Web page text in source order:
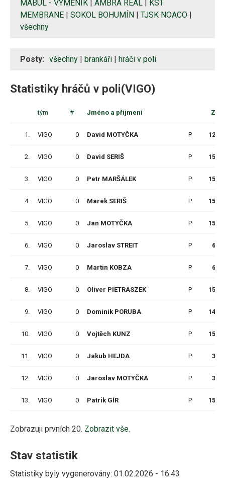
MABUL - VÝMĚNÍK
AMBRA REAL
KST
MEMBRANE
SOKOL BOHUMÍN TJSK NOACO
všechny
Posty: všechny brankáři hráči v poli
Statistiky hráčů v poli(VIGO)
tým # Jméno a příjmení Z
1. VIGO 0 David MOTYČKA P 12
2. VIGO 0 David SERIŠ P 15
3. VIGO 0 Petr MARŠÁLEK P 15
4. VIGO 0 Marek SERIŠ P 15
5. VIGO 0 Jan MOTYČKA P 15
6. VIGO 0 Jaroslav STREIT P 6
7. VIGO 0 Martin KOBZA P 6
8. VIGO 0 Oliver PIETRASZEK P 15
9. VIGO 0 Dominik PORUBA P 14
10. VIGO 0 Vojtěch KUNZ P 15
11. VIGO 0 Jakub HEJDA P 3
12. VIGO 0 Jaroslav MOTYČKA P 3
13. VIGO 0 Patrik GÍR P 15
Zobrazuji prvních 20. Zobrazit vše.
Stav statistik
Statistiky byly vygenerovány: 01.02.2026 - 16:43